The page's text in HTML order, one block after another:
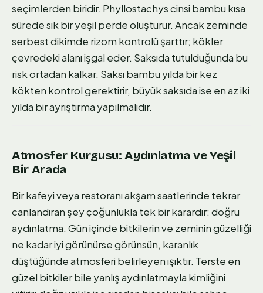
seçimlerden biridir. Phyllostachys cinsi bambu kısa
sürede sık bir yeşil perde oluşturur. Ancak zeminde
serbest dikimde rizom kontrolü şarttır; kökler
çevredeki alanı işgal eder. Saksıda tutulduğunda bu
risk ortadan kalkar. Saksı bambu yılda bir kez
kökten kontrol gerektirir, büyük saksıda ise en az iki
yılda bir ayrıştırma yapılmalıdır.
Atmosfer Kurgusu: Aydınlatma ve Yeşil
Bir Arada
Bir kafeyi veya restoranı akşam saatlerinde tekrar
canlandıran şey çoğunlukla tek bir karardır: doğru
aydınlatma. Gün içinde bitkilerin ve zeminin güzelliği
ne kadar iyi görünürse görünsün, karanlık
düştüğünde atmosferi belirleyen ışıktır. Terste en
güzel bitkiler bile yanlış aydınlatmayla kimliğini